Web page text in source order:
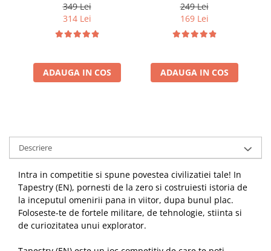
349 Lei
314 Lei
ADAUGA IN COS
249 Lei
169 Lei
ADAUGA IN COS
Descriere
Intra in competitie si spune povestea civilizatiei tale! In
Tapestry (EN), pornesti de la zero si costruiesti istoria de
la inceputul omenirii pana in viitor, dupa bunul plac.
Foloseste-te de fortele militare, de tehnologie, stiinta si
de curiozitatea unui explorator.